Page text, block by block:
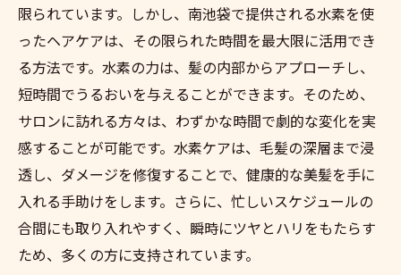
限られています。しかし、南池袋で提供される水素を使
ったヘアケアは、その限られた時間を最大限に活用でき
る方法です。水素の力は、髪の内部からアプローチし、
短時間でうるおいを与えることができます。そのため、
サロンに訪れる方々は、わずかな時間で劇的な変化を実
感することが可能です。水素ケアは、毛髪の深層まで浸
透し、ダメージを修復することで、健康的な美髪を手に
入れる手助けをします。さらに、忙しいスケジュールの
合間にも取り入れやすく、瞬時にツヤとハリをもたらす
ため、多くの方に支持されています。